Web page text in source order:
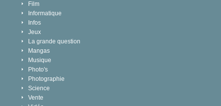
Film
Informatique
Infos
Jeux
La grande question
Mangas
Musique
Photo's
Photographie
Science
Vente